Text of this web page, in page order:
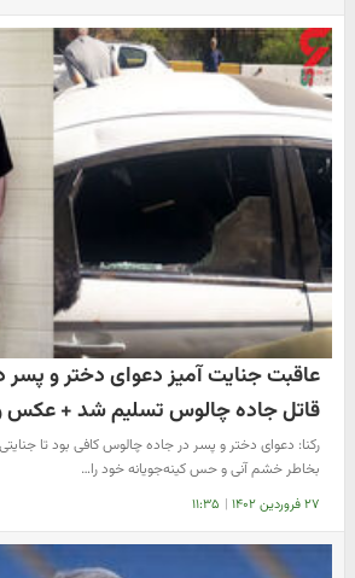
عاقبت جنایت آمیز دعوای دختر و
قاتل جاده چالوس تسلیم شد + عکس
رکنا: دعوای دختر و پسر در جاده چالوس کافی بود تا
بخاطر خشم آنی و حس کینه‌جویانه خود را…
۲۷ فروردین ۱۴۰۲ | ۱۱:۳۵